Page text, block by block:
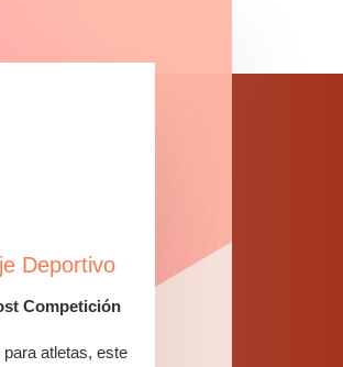
Deportivo
Competición
para atletas, este